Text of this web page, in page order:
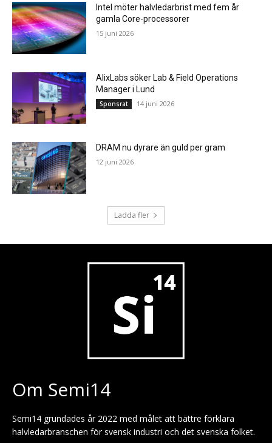
Intel möter halvledarbrist med fem år
gamla Core-processorer
15 juni 2026
AlixLabs söker Lab & Field Operations
Manager i Lund
Sponsrat 14 juni 2026
DRAM nu dyrare än guld per gram
12 juni 2026
Ladda fler
Om Semi14
Semi14 grundades år 2022 med målet att bättre förklara
halvledarbranschen för svensk industri och det svenska folket.